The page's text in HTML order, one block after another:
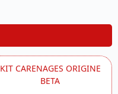
KIT CARENAGES ORIGINE
BETA